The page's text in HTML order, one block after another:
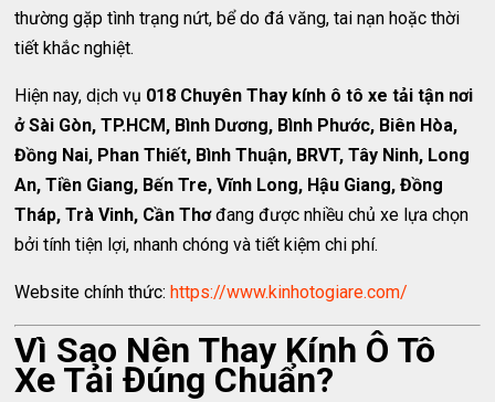
thường gặp tình trạng nứt, bể do đá văng, tai nạn hoặc thời
tiết khắc nghiệt.
Hiện nay, dịch vụ 018 Chuyên Thay kính ô tô xe tải tận nơi
ở Sài Gòn, TP.HCM, Bình Dương, Bình Phước, Biên Hòa,
Đồng Nai, Phan Thiết, Bình Thuận, BRVT, Tây Ninh, Long
An, Tiền Giang, Bến Tre, Vĩnh Long, Hậu Giang, Đồng
Tháp, Trà Vinh, Cần Thơđang được nhiều chủ xe lựa chọn
bởi tính tiện lợi, nhanh chóng và tiết kiệm chi phí.
Website chính thức:https://www.kinhotogiare.com/
Vì Sao Nên Thay Kính Ô Tô
Xe Tải Đúng Chuẩn?